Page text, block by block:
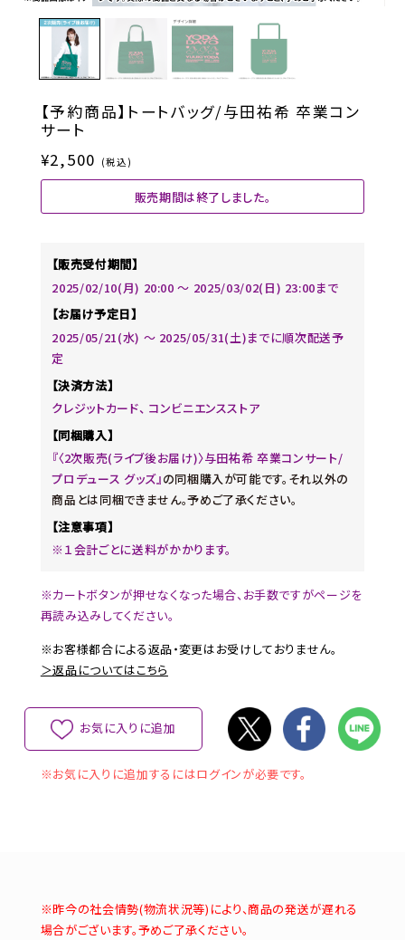
【予約商品】トートバッグ/与田祐希 卒業コン
サート
¥2,500 (税込)
販売期間は終了しました。
【販売受付期間】
2025/02/10(月) 20:00 〜 2025/03/02(日) 23:00まで
【お届け予定日】
2025/05/21(水) ～ 2025/05/31(土)までに順次配送予
定
【決済方法】
クレジットカード、 コンビニエンスストア
【同梱購入】
『〈2次販売(ライブ後お届け)〉与田祐希 卒業コンサート/
プロデュース グッズ』の同梱購入が可能です。それ以外の
商品とは同梱できません。予めご了承ください。
【注意事項】
※１会計ごとに送料がかかります。
※カートボタンが押せなくなった場合、お手数ですがページを
再読み込みしてください。
※お客様都合による返品・変更はお受けしておりません。
＞返品についてはこちら
お気に入りに追加
※お気に入りに追加するにはログインが必要です。
※昨今の社会情勢(物流状況等)により、商品の発送が遅れる
場合がございます。予めご了承ください。